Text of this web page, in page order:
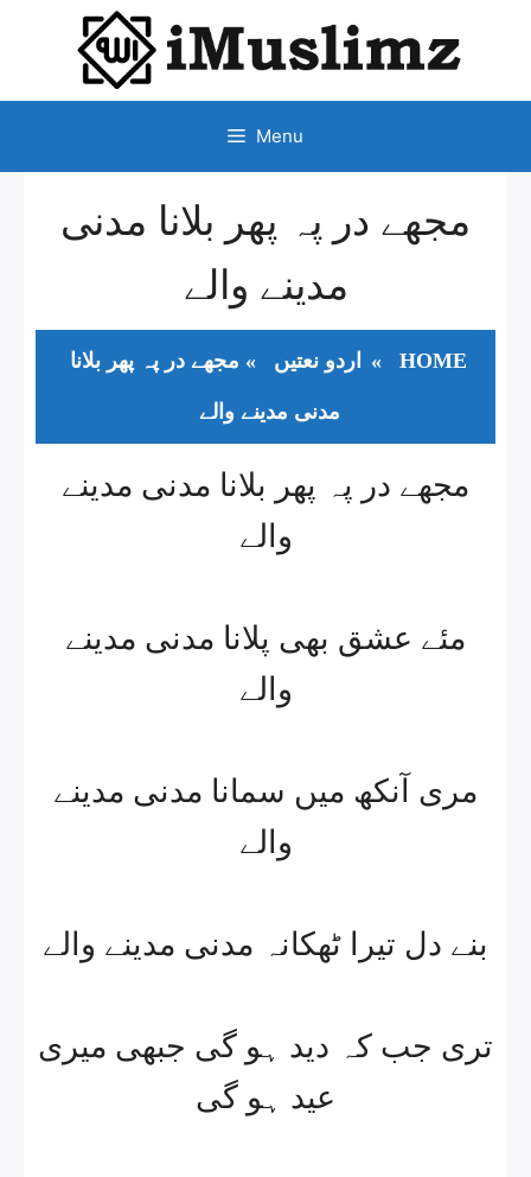
CONTENT
Menu
مجھے در پہ پھر بلانا مدنی
مدینے والے
HOME
» اردو نعتیں » مجھے در پہ پھر بلانا
مدنی مدینے والے
مجھے در پہ پھر بلانا مدنی مدینے
والے
مئے عشق بھی پلانا مدنی مدینے
والے
مری آنکھ میں سمانا مدنی مدینے
والے
بنے دل تیرا ٹھکانہ مدنی مدینے والے
تری جب کہ دید ہو گی جبھی میری
عید ہو گی